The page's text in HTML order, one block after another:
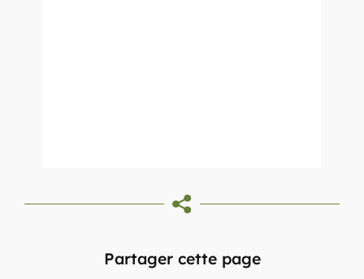
Partager cette page